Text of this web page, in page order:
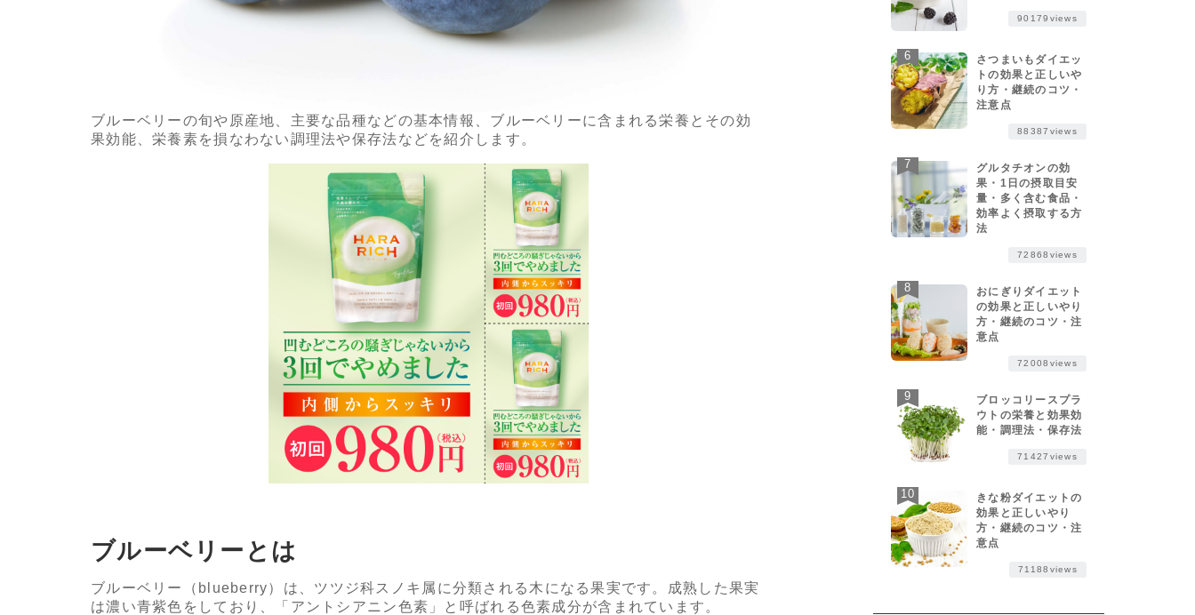
ブルーベリーの旬や原産地、主要な品種などの基本情報、ブルーベリーに含まれる栄養とその効
果効能、栄養素を損なわない調理法や保存法などを紹介します。
ブルーベリーとは
ブルーベリー（blueberry）は、ツツジ科スノキ属に分類される木になる果実です。成熟した果実
は濃い青紫色をしており、「アントシアニン色素」と呼ばれる色素成分が含まれています。
90179views
さつまいもダイエッ
トの効果と正しいや
り方・継続のコツ・
注意点
88387views
グルタチオンの効
果・1日の摂取目安
量・多く含む食品・
効率よく摂取する方
法
72868views
おにぎりダイエット
の効果と正しいやり
方・継続のコツ・注
意点
72008views
ブロッコリースプラ
ウトの栄養と効果効
能・調理法・保存法
71427views
きな粉ダイエットの
効果と正しいやり
方・継続のコツ・注
意点
71188views